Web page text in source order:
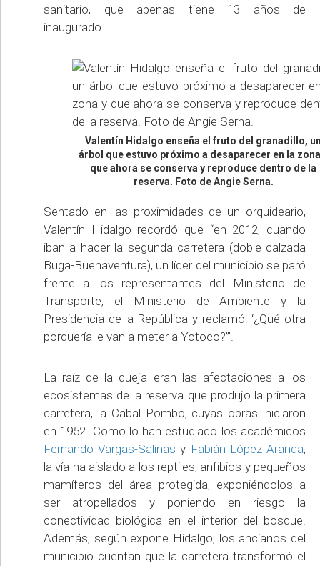
sanitario, que apenas tiene 13 años de
inaugurado.
Valentín Hidalgo enseña el fruto del granadillo,
árbol que estuvo próximo a desaparecer en la
que ahora se conserva y reproduce dentro de la
reserva. Foto de Angie Serna.
Sentado en las proximidades de un orquideario,
Valentín Hidalgo recordó que “en 2012, cuando
iban a hacer la segunda carretera (doble calzada
Buga-Buenaventura), un líder del municipio se paró
frente a los representantes del Ministerio de
Transporte, el Ministerio de Ambiente y la
Presidencia de la República y reclamó: ‘¿Qué otra
porquería le van a meter a Yotoco?’”.
La raíz de la queja eran las afectaciones a los
ecosistemas de la reserva que produjo la primera
carretera, la Cabal Pombo, cuyas obras iniciaron
en 1952. Como lo han estudiado los académicos
Fernando Vargas-Salinas y Fabián López Aranda,
la vía ha aislado a los reptiles, anfibios y pequeños
mamíferos del área protegida, exponiéndolos a
ser atropellados y poniendo en riesgo la
conectividad biológica en el interior del bosque.
Además, según expone Hidalgo, los ancianos del
municipio cuentan que la carretera transformó el